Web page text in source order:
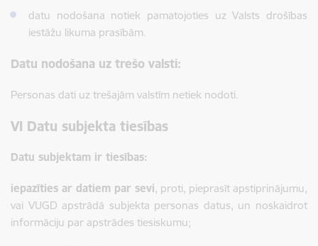
datu nodošana notiek pamatojoties uz Valsts drošības
iestāžu likuma prasībām.
Datu nodošana uz trešo valsti:
Personas dati uz trešajām valstīm netiek nodoti.
VI Datu subjekta tiesības
Datu subjektam ir tiesības:
iepazīties ar datiem par sevi, proti, pieprasīt apstiprinājumu,
vai VUGD apstrādā subjekta personas datus, un noskaidrot
informāciju par apstrādes tiesiskumu;